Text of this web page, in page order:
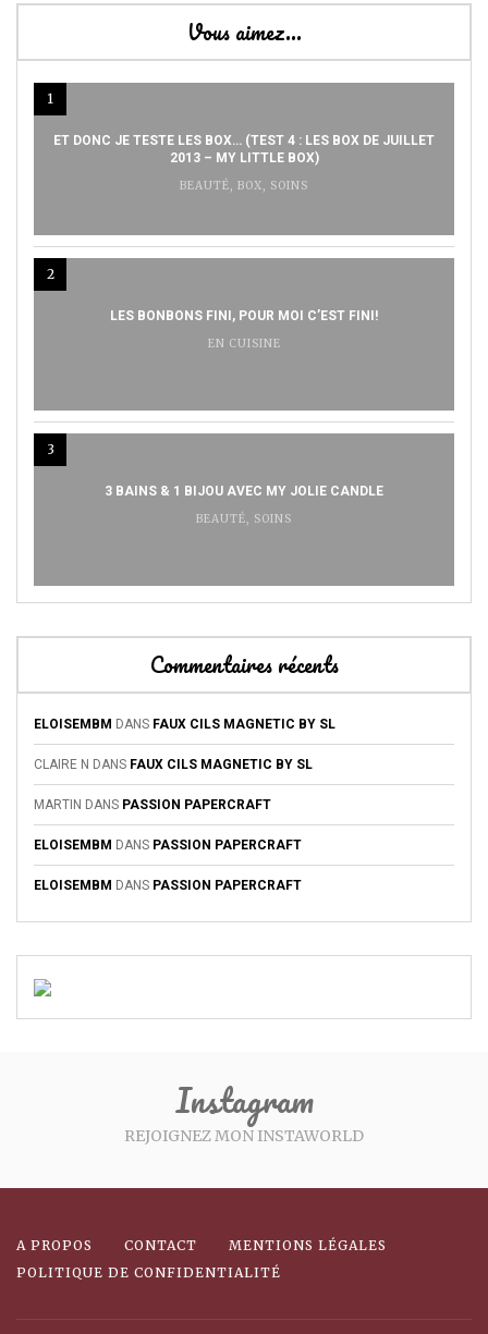
Vous aimez…
1
ET DONC JE TESTE LES BOX… (TEST 4 : LES BOX DE JUILLET
2013 – MY LITTLE BOX)
BEAUTÉ, BOX, SOINS
2
LES BONBONS FINI, POUR MOI C’EST FINI!
EN CUISINE
3
3 BAINS & 1 BIJOU AVEC MY JOLIE CANDLE
BEAUTÉ, SOINS
Commentaires récents
ELOISEMBM DANS FAUX CILS MAGNETIC BY SL
CLAIRE N DANS FAUX CILS MAGNETIC BY SL
MARTIN DANS PASSION PAPERCRAFT
ELOISEMBM DANS PASSION PAPERCRAFT
ELOISEMBM DANS PASSION PAPERCRAFT
Instagram
REJOIGNEZ MON INSTAWORLD
A PROPOS CONTACT
MENTIONS LÉGALES
POLITIQUE DE CONFIDENTIALITÉ